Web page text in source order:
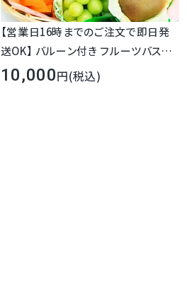
【営業日16時までのご注文で即日発
送OK】 バルーン付き フルーツバスケ
ット
10,000 (税込)